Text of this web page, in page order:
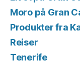
Moro på Gran
Produkter fra
Reiser
Tenerife